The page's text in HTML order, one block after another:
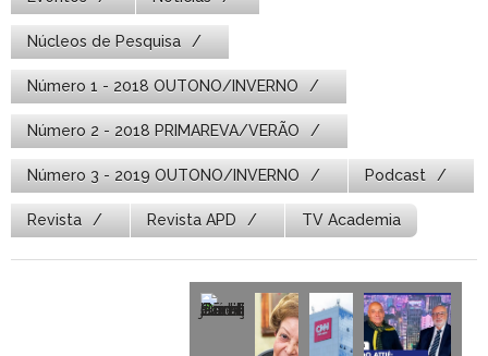
Núcleos de Pesquisa
Número 1 - 2018 OUTONO/INVERNO
Número 2 - 2018 PRIMAREVA/VERÃO
Número 3 - 2019 OUTONO/INVERNO Podcast
Revista Revista APD TV Academia